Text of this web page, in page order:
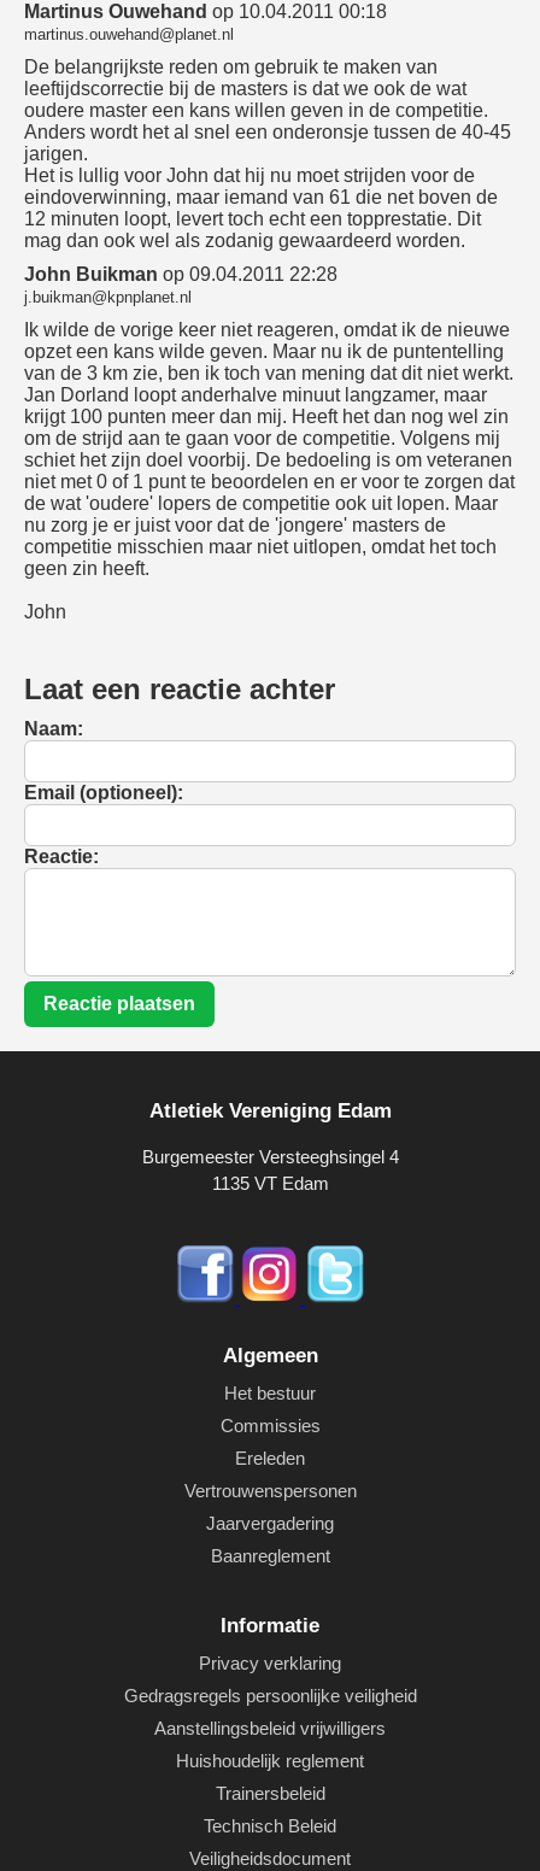
Martinus Ouwehand op 10.04.2011 00:18
martinus.ouwehand@planet.nl
De belangrijkste reden om gebruik te maken van
leeftijdscorrectie bij de masters is dat we ook de wat
oudere master een kans willen geven in de competitie.
Anders wordt het al snel een onderonsje tussen de 40-45
jarigen.
Het is lullig voor John dat hij nu moet strijden voor de
eindoverwinning, maar iemand van 61 die net boven de
12 minuten loopt, levert toch echt een topprestatie. Dit
mag dan ook wel als zodanig gewaardeerd worden.
John Buikman op 09.04.2011 22:28
j.buikman@kpnplanet.nl
Ik wilde de vorige keer niet reageren, omdat ik de nieuwe
opzet een kans wilde geven. Maar nu ik de puntentelling
van de 3 km zie, ben ik toch van mening dat dit niet werkt.
Jan Dorland loopt anderhalve minuut langzamer, maar
krijgt 100 punten meer dan mij. Heeft het dan nog wel zin
om de strijd aan te gaan voor de competitie. Volgens mij
schiet het zijn doel voorbij. De bedoeling is om veteranen
niet met 0 of 1 punt te beoordelen en er voor te zorgen dat
de wat 'oudere' lopers de competitie ook uit lopen. Maar
nu zorg je er juist voor dat de 'jongere' masters de
competitie misschien maar niet uitlopen, omdat het toch
geen zin heeft.
John
Laat een reactie achter
Naam:
Email (optioneel):
Reactie:
Reactie plaatsen
Atletiek Vereniging Edam
Burgemeester Versteeghsingel 4
1135 VT Edam
Algemeen
Het bestuur
Commissies
Ereleden
Vertrouwenspersonen
Jaarvergadering
Baanreglement
Informatie
Privacy verklaring
Gedragsregels persoonlijke veiligheid
Aanstellingsbeleid vrijwilligers
Huishoudelijk reglement
Trainersbeleid
Technisch Beleid
Veiligheidsdocument